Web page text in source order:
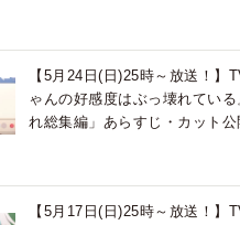
【5月24日(日)25時～放送！】
ゃんの好感度はぶっ壊れてい
れ総集編」あらすじ・カット公
【5月17日(日)25時～放送！】